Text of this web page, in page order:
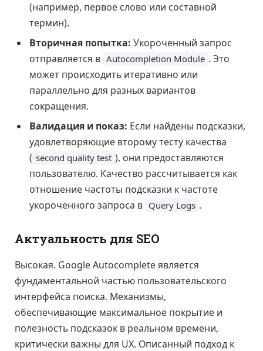
(например, первое слово или составной
термин).
Вторичная попытка: Укороченный запрос
отправляется в Autocompletion Module . Это
может происходить итеративно или
параллельно для разных вариантов
сокращения.
Валидация и показ: Если найдены подсказки,
удовлетворяющие второму тесту качества
( second quality test ), они предоставляются
пользователю. Качество рассчитывается как
отношение частоты подсказки к частоте
укороченного запроса в Query Logs .
Актуальность для SEO
Высокая. Google Autocomplete является
фундаментальной частью пользовательского
интерфейса поиска. Механизмы,
обеспечивающие максимальное покрытие и
полезность подсказок в реальном времени,
критически важны для UX. Описанный подход к